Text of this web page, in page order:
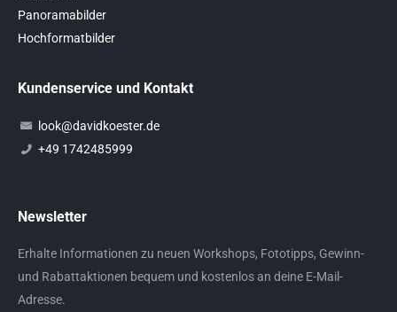
Panoramabilder
Hochformatbilder
Kundenservice und Kontakt
look@davidkoester.de
+49 1742485999
Newsletter
Erhalte Informationen zu neuen Workshops, Fototipps, Gewinn-
und Rabattaktionen bequem und kostenlos an deine E-Mail-
Adresse.